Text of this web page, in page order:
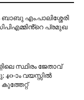
എം.പാലിശ്ശേരി
പ്രമുഖ
സ്ഥിരം ജേതാവ്
ാം വയസ്സിൽ